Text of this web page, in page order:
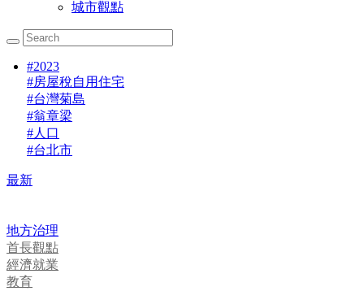
城市觀點
#2023
#房屋稅自用住宅
#台灣菊島
#翁章梁
#人口
#台北市
最新
地方治理
首長觀點
經濟就業
教育